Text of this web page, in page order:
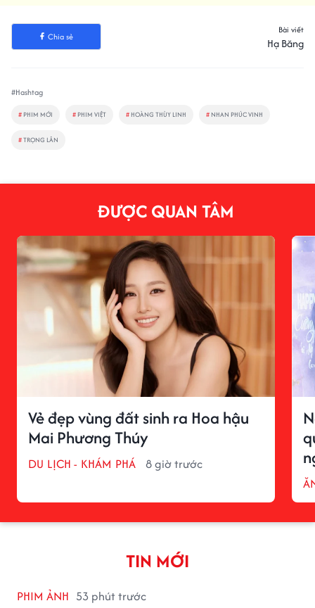
Chia sẻ
Bài viết
Hạ Băng
#Hashtag
# PHIM MỚI # PHIM VIỆT # HOÀNG THÙY LINH # NHAN PHÚC VINH
#TRỌNG LÂN
ĐƯỢC QUAN TÂM
Vẻ đẹp vùng đất sinh ra Hoa hậu
Mai Phương Thúy
DU LỊCH - KHÁM PHÁ 8 giờ trước
TIN MỚI
PHIM ẢNH 53 phút trước